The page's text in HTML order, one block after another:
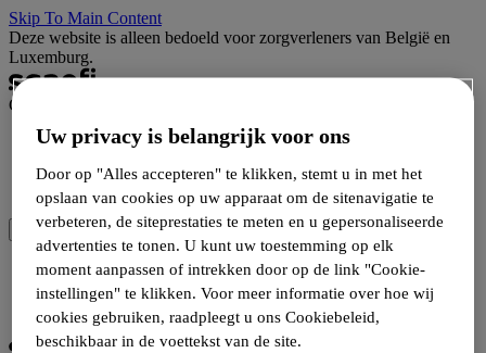
Skip To Main Content
Deze website is alleen bedoeld voor zorgverleners van België en
Luxemburg.
Campus
Wetenschap
Hulpmiddelen
Producten
Inloggen
Inschrijven
Selecteer taal
Uw privacy is belangrijk voor ons
Door op "Alles accepteren" te klikken, stemt u in met het
opslaan van cookies op uw apparaat om de sitenavigatie te
verbeteren, de siteprestaties te meten en u gepersonaliseerde
advertenties te tonen. U kunt uw toestemming op elk
moment aanpassen of intrekken door op de link "Cookie-
instellingen" te klikken. Voor meer informatie over hoe wij
cookies gebruiken, raadpleegt u ons Cookiebeleid,
beschikbaar in de voettekst van de site.